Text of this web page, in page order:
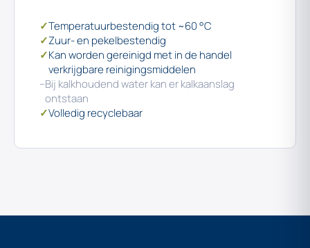
✓Temperatuurbestendig tot ~60 °C
✓Zuur- en pekelbestendig
✓Kan worden gereinigd met in de handel
verkrijgbare reinigingsmiddelen
–Bij kalkhoudend water kan er kalkaanslag
ontstaan
✓Volledig recyclebaar